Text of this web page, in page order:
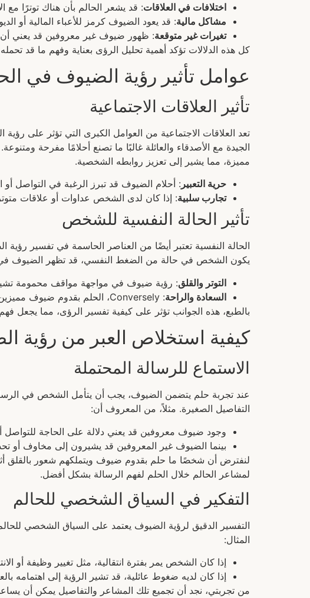
اختلافات في العلاقات: قد يشعر الحالم بأن هناك توترًا مع
مشاكل مالية: قد يعود الضيوف كرمز للأعباء المالية أو
تغيرات غير متوقعة: ظهور ضيوف غير معروفين قد يعني
كل هذه الدلالات تؤكد أهمية تحليل الرؤى بعناية وفهم ما قد
عوامل تأثير رؤية الضيوف في
تأثير العلاقات الاجتماعية
تعد العلاقات الاجتماعية من العوامل الكبرى التي تؤثر على
الجيدة مع الأصدقاء والعائلة غالبًا ما تصنع أحلامًا مفرحة
مميزة، مما يشير إلى تعزيز روابطه الشخصية.
حرية التعبير : أحلام الضيوف قد تبرز الرغبة في التواصل أو
تجارب سلبية: إذا كان لدى الشخص عداوات أو علاقات
تأثير الحالة النفسية للشخص
الحالة النفسية تعتبر أيضًا من العناصر الحاسمة في تفسير
يكون الشخص في حالة من الضغط النفسي، قد تظهر الضيوف في
التوتر والقلق: رؤية ضيوف في مواجهة مواقف محمومة
السعادة والراحة: Conversely، الحلم بقدوم ضيوف مميزين قد يكون دليلاً على حالة نفسية جيدة وإيجابية.
بالطبع، هذه الجوانب تؤثر على كيفية تفسير الرؤى، مما يجعل
كيفية استخلاص العبر من رؤية
الاستماع للرسالة المحتملة
عند تجربة حلم يتضمن الضيوف، يجب أن يتأمل الشخص في
التفاصيل الصغيرة. مثلاً، من المعروف أن:
وجود ضيوف معروفين قد يعني دلالة على الحاجة للتواصل أو
بينما الضيوف غير المعروفين قد يشيرون إلى مخاوف أو
لنفترض أن شخصًا ما حلم بقدوم ضيوف ويتملكهم شعور بالقلق
لمشاعر الحالم خلال الحلم لفهم الرسالة بشكل أفضل.
التفكير في السياق الشخصي للحالم
التفسير الدقيق لرؤية الضيوف يعتمد على السياق الشخصي
المثال:
إذا كان الشخص يمر بفترة انتقالية، مثل تغيير وظيفة أو
إذا كان لديه ضغوط عائلية، قد تشير الرؤية إلى اهتمامه
من تجربتي، نجد أن تجميع تلك المشاعر والتفاصيل يمكن أن